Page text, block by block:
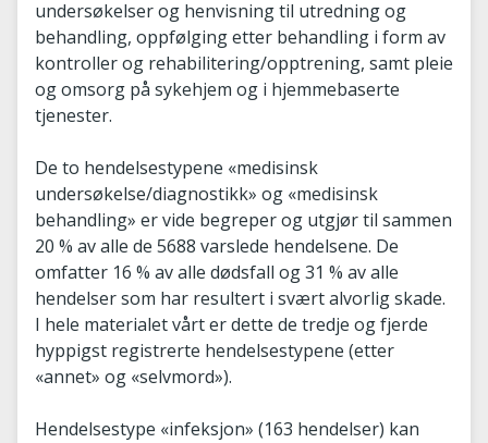
undersøkelser og henvisning til utredning og
behandling, oppfølging etter behandling i form av
kontroller og rehabilitering/opptrening, samt pleie
og omsorg på sykehjem og i hjemmebaserte
tjenester.
De to hendelsestypene «medisinsk
undersøkelse/diagnostikk» og «medisinsk
behandling» er vide begreper og utgjør til sammen
20 % av alle de 5688 varslede hendelsene. De
omfatter 16 % av alle dødsfall og 31 % av alle
hendelser som har resultert i svært alvorlig skade.
I hele materialet vårt er dette de tredje og fjerde
hyppigst registrerte hendelsestypene (etter
«annet» og «selvmord»).
Hendelsestype «infeksjon» (163 hendelser) kan